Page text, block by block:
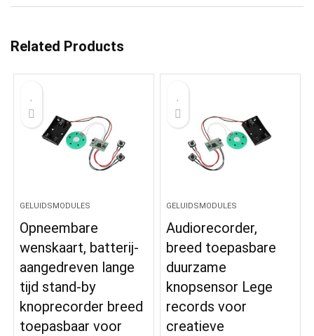
Related Products
GELUIDSMODULES
Opneembare
wenskaart, batterij-
aangedreven lange
tijd stand-by
knoprecorder breed
toepasbaar voor
GELUIDSMODULES
Audiorecorder,
breed toepasbare
duurzame
knopsensor Lege
records voor
creatieve